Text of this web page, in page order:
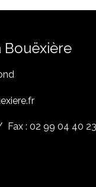
Bouëxière
Fax : 02 99 04 40 23